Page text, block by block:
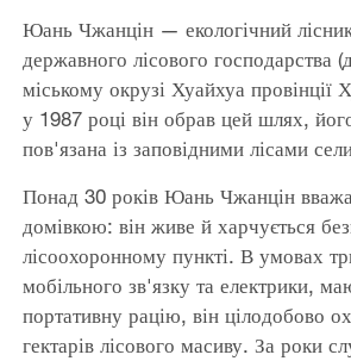
Юань Чжанцін — екологічний
державного лісового господарства
міському окрузі Хуайхуа провінції
у 1987 році він обрав цей шлях,
пов'язана із заповідними лісами
Понад 30 років Юань Чжанцін
домівкою: він живе й харчується
лісоохоронному пункті. В умовах
мобільного зв'язку та електрики,
портативну рацію, він цілодобово
гектарів лісового масиву. За роки